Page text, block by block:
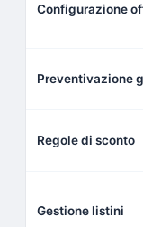
Configurazione
Preventivazione
Regole di sconto
Gestione listini